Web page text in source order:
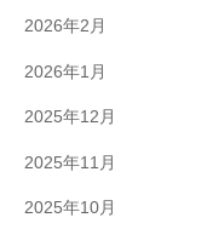
2026年2月
2026年1月
2025年12月
2025年11月
2025年10月